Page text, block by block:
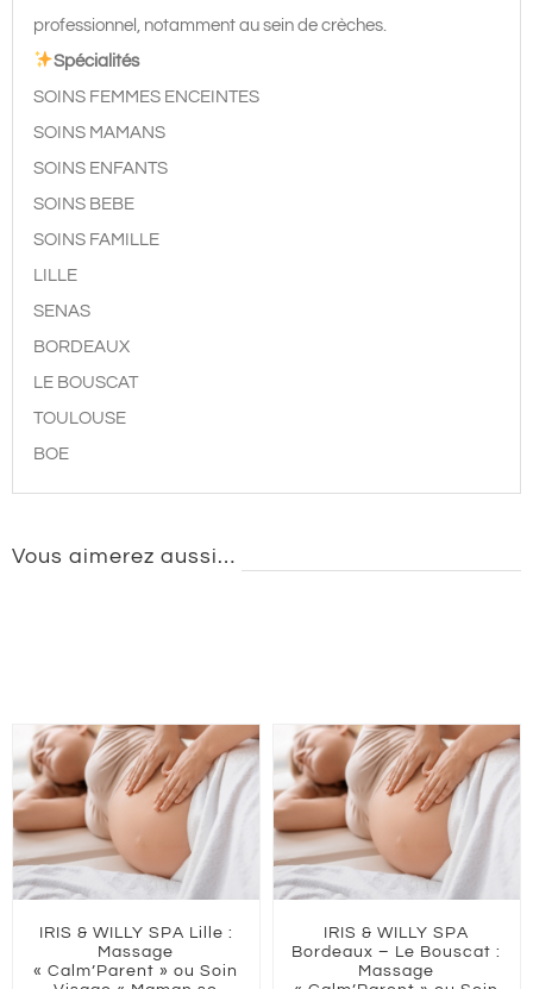
professionnel, notamment au sein de crèches.
Spécialités
SOINS FEMMES ENCEINTES
SOINS MAMANS
SOINS ENFANTS
SOINS BEBE
SOINS FAMILLE
LILLE
SENAS
BORDEAUX
LE BOUSCAT
TOULOUSE
BOE
Vous aimerez aussi…
IRIS & WILLY SPA
Bordeaux – Le Bouscat :
Massage
Pass Bien-Être | Carte
cadeau de 50€ à utiliser
au Iris & Willy Spa